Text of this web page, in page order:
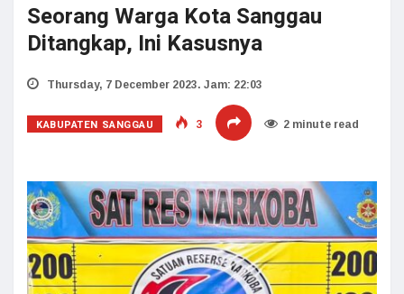
Seorang Warga Kota Sanggau
Ditangkap, Ini Kasusnya
Thursday, 7 December 2023. Jam: 22:03
KABUPATEN SANGGAU 3 2 minute read